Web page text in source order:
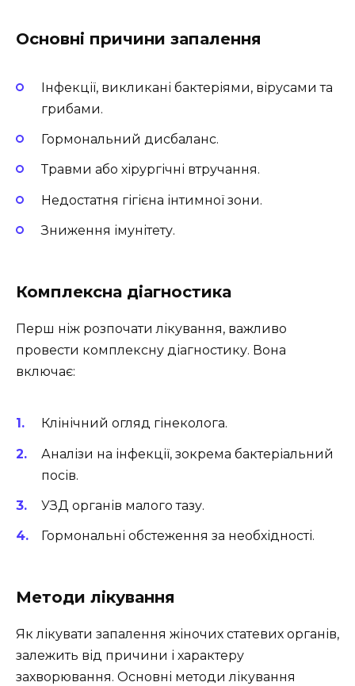
Основні причини запалення
Інфекції, викликані бактеріями, вірусами та
грибами.
Гормональний дисбаланс.
Травми або хірургічні втручання.
Недостатня гігієна інтимної зони.
Зниження імунітету.
Комплексна діагностика
Перш ніж розпочати лікування, важливо
провести комплексну діагностику. Вона
включає:
Клінічний огляд гінеколога.
Аналізи на інфекції, зокрема бактеріальний
посів.
УЗД органів малого тазу.
Гормональні обстеження за необхідності.
Методи лікування
Як лікувати запалення жіночих статевих органів,
залежить від причини і характеру
захворювання. Основні методи лікування